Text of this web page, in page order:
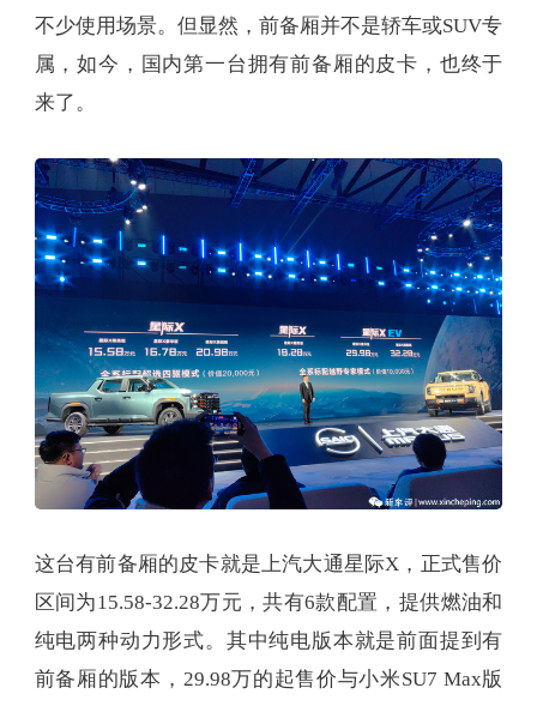
不少使用场景。但显然，前备厢并不是轿车或SUV专
属，如今，国内第一台拥有前备厢的皮卡，也终于
来了。
这台有前备厢的皮卡就是上汽大通星际X，正式售价
区间为15.58-32.28万元，共有6款配置，提供燃油和
纯电两种动力形式。其中纯电版本就是前面提到有
前备厢的版本，29.98万的起售价与小米SU7 Max版